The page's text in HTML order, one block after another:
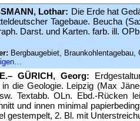
Lothar: Die Erde hat
Tagebaue. Beucha
Darst. und Karten. farb. ill.
Bergbaugebiet, Braunkohlentagebau,
GÜRICH, Georg:
in die Geologie. Leipzig (Max
Textabb. OLn. Ebd.-Rücken
und innen minimal
gestempelt, 2. Bl. mit